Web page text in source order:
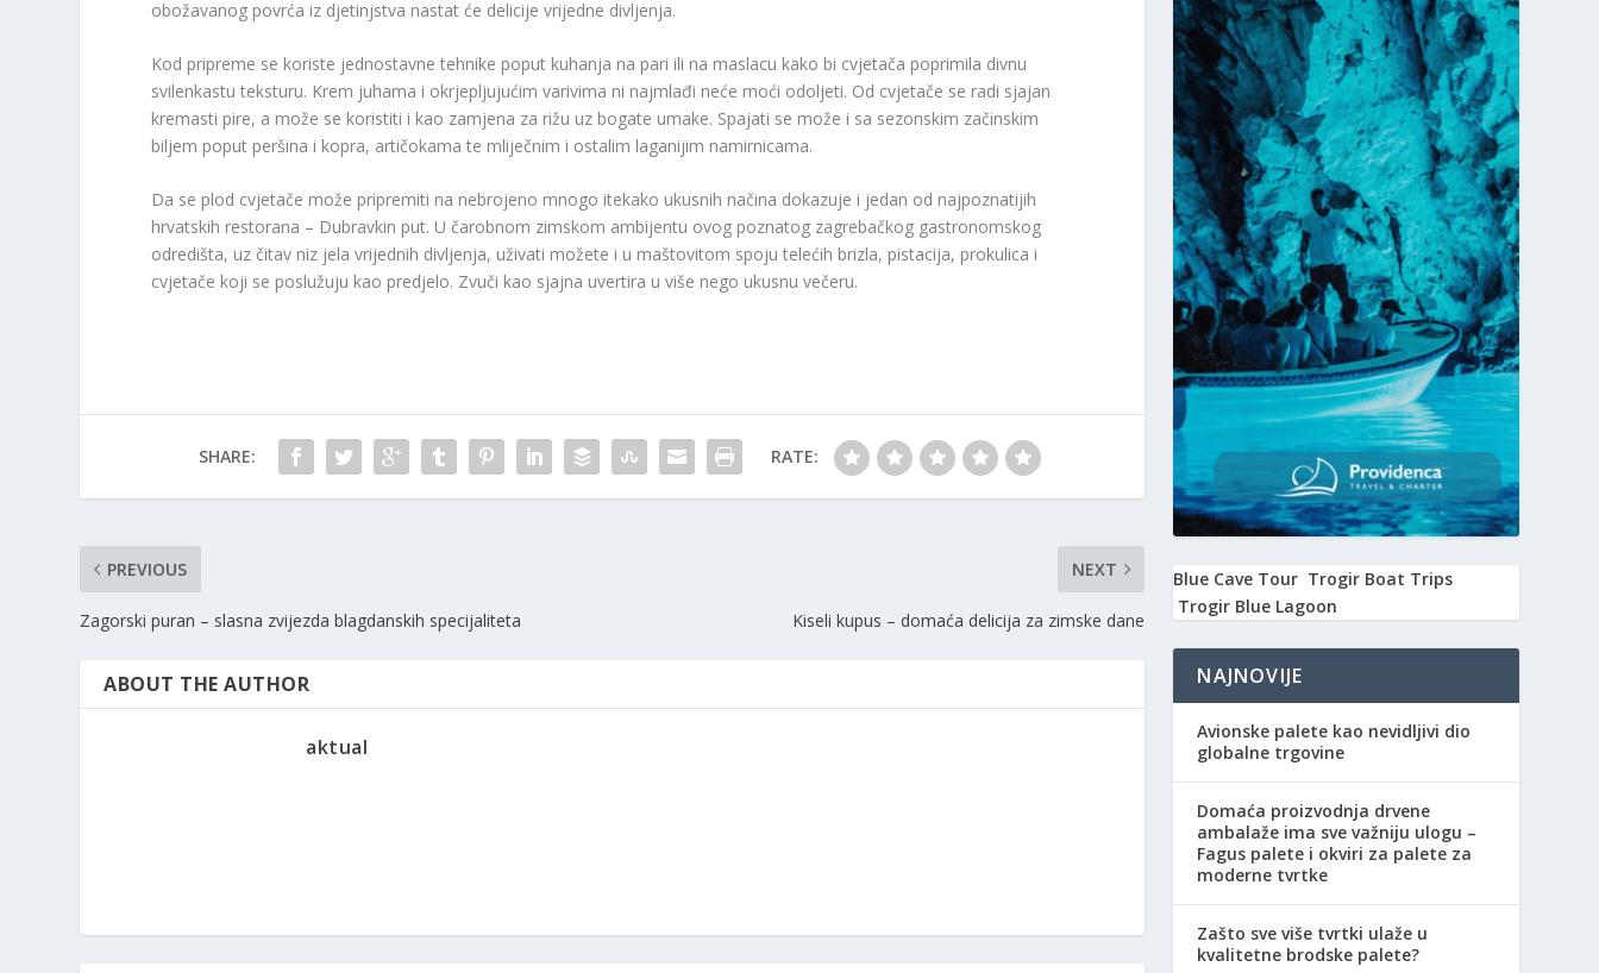
obožavanog povrća iz djetinjstva nastat će delicije vrijedne divljenja.
Kod pripreme se koriste jednostavne tehnike poput kuhanja na pari ili na maslacu kako bi cvjetača poprimila divnu
svilenkastu teksturu. Krem juhama i okrjepljujućim varivima ni najmlađi neće moći odoljeti. Od cvjetače se radi sjajan
kremasti pire, a može se koristiti i kao zamjena za rižu uz bogate umake. Spajati se može i sa sezonskim začinskim
biljem poput peršina i kopra, artičokama te mliječnim i ostalim laganijim namirnicama.
Da se plod cvjetače može pripremiti na nebrojeno mnogo itekako ukusnih načina dokazuje i jedan od najpoznatijih
hrvatskih restorana – Dubravkin put. U čarobnom zimskom ambijentu ovog poznatog zagrebačkog gastronomskog
odredišta, uz čitav niz jela vrijednih divljenja, uživati možete i u maštovitom spoju telećih brizla, pistacija, prokulica i
cvjetače koji se poslužuju kao predjelo. Zvuči kao sjajna uvertira u više nego ukusnu večeru.
SHARE: RATE:
PREVIOUS
Zagorski puran – slasna zvijezda blagdanskih specijaliteta
NEXT
Kiseli kupus – domaća delicija za zimske dane
ABOUT THE AUTHOR
aktual
Blue Cave Tour Trogir Boat Trips
Trogir Blue Lagoon
NAJNOVIJE
Avionske palete kao nevidljivi dio
globalne trgovine
Domaća proizvodnja drvene
ambalaže ima sve važniju ulogu –
Fagus palete i okviri za palete za
moderne tvrtke
Zašto sve više tvrtki ulaže u
kvalitetne brodske palete?